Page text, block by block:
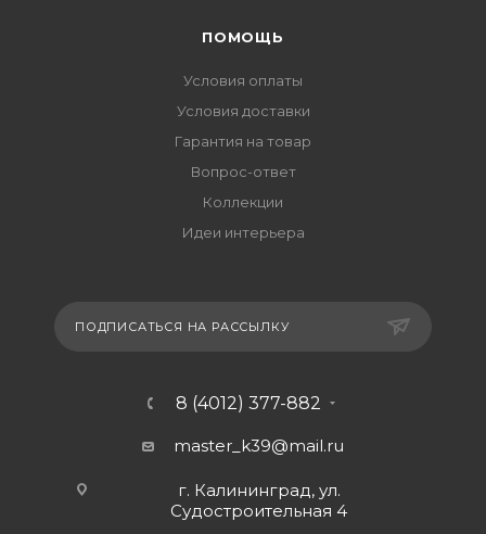
ПОМОЩЬ
Условия оплаты
Условия доставки
Гарантия на товар
Вопрос-ответ
Коллекции
Идеи интерьера
ПОДПИСАТЬСЯ НА РАССЫЛКУ
8 (4012) 377-882
master_k39@mail.ru
г. Калининград, ул.
Судостроительная 4